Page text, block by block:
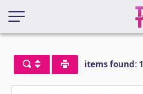
items found: 1